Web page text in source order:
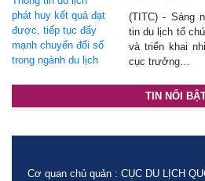
(TITC) - Sáng
tin du lịch tổ
và triển khai
cục trưởng…
TIN NỔI
Cơ quan chủ quản : CỤC DU LỊCH